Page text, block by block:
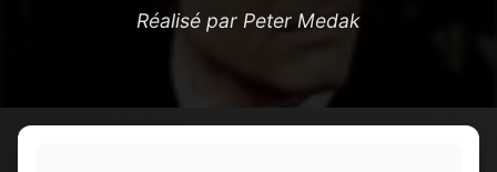
Réalisé par Peter Medak